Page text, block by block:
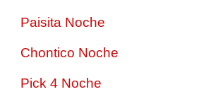
Paisita Noche
Chontico Noche
Pick 4 Noche